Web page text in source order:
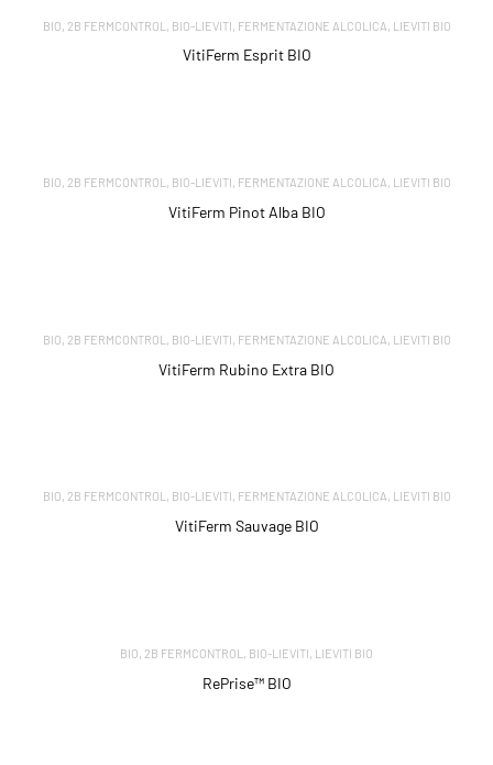
BIO 2B FERMCONTROL BIO-LIEVITI FERMENTAZIONE ALCOLICA LIEVITI BIO
VitiFerm Esprit BIO
BIO, 2B FERMCONTROL , BIO-LIEVITI, FERMENTAZIONE ALCOLICA, LIEVITI BIO
VitiFerm Pinot Alba BIO
BIO, 2B FERMCONTROL , BIO-LIEVITI, FERMENTAZIONE ALCOLICA, LIEVITI BIO
VitiFerm Rubino Extra BIO
BIO, 2B FERMCONTROL , BIO-LIEVITI, FERMENTAZIONE ALCOLICA, LIEVITI BIO
VitiFerm Sauvage BIO
BIO, 2B FERMCONTROL , BIO-LIEVITI, LIEVITI BIO
RePrise™ BIO